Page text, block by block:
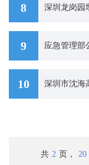
8
9
10
共 2 页， 20